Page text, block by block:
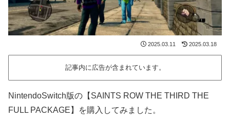
2025.03.11 2025.03.18
記事内に広告が含まれています。
NintendoSwitch版の【SAINTS ROW THE THIRD THE
FULL PACKAGE】を購入してみました。